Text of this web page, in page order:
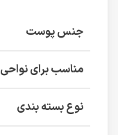
جنس پوست
مناسب برای نواحی
نوع بسته بندی